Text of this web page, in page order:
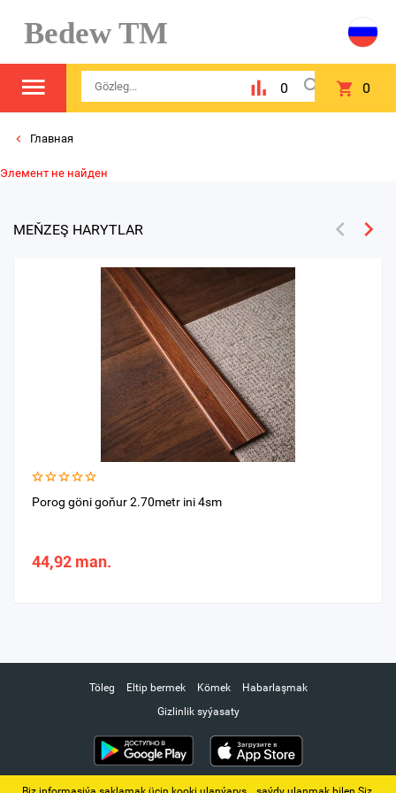
Bedew TM
0 0
Главная
Элемент не найден
MEŇZEŞ HARYTLAR
Porog göni goňur 2.70metr ini 4sm
44,92 man.
Töleg Eltip bermek Kömek
Habarlaşmak
Gizlinlik syýasaty